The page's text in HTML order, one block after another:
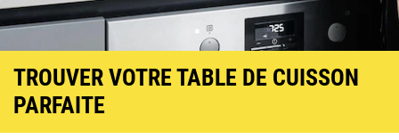
TROUVER VOTRE TABLE DE CUISSON
PARFAITE